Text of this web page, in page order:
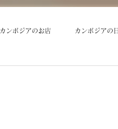
カンボジアのお店 カンボジアの